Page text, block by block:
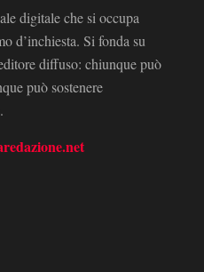
digitale che si occupa
d’inchiesta. Si fonda su
diffuso: chiunque può
può sostenere